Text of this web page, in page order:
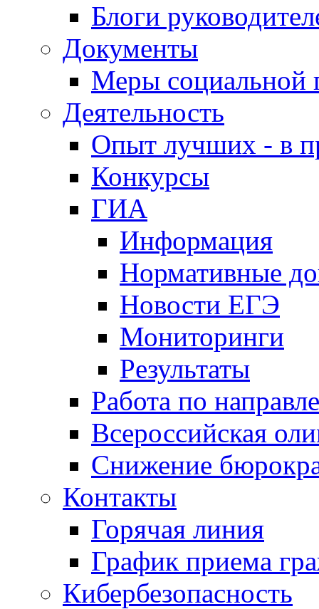
Блоги
Документы
Меры социальной
Деятельность
Опыт лучших - в
Конкурсы
ГИА
Информация
Нормативные
Новости ЕГЭ
Мониторинги
Результаты
Работа по
Всероссийская
Снижение
Контакты
Горячая линия
График приема
Кибербезопасность